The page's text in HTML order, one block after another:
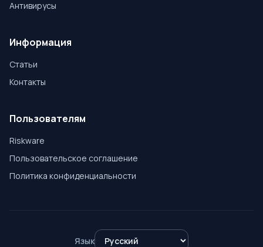
Антивирусы
Информация
Статьи
Контакты
Пользователям
Riskware
Пользовательское соглашение
Политика конфиденциальности
Язык